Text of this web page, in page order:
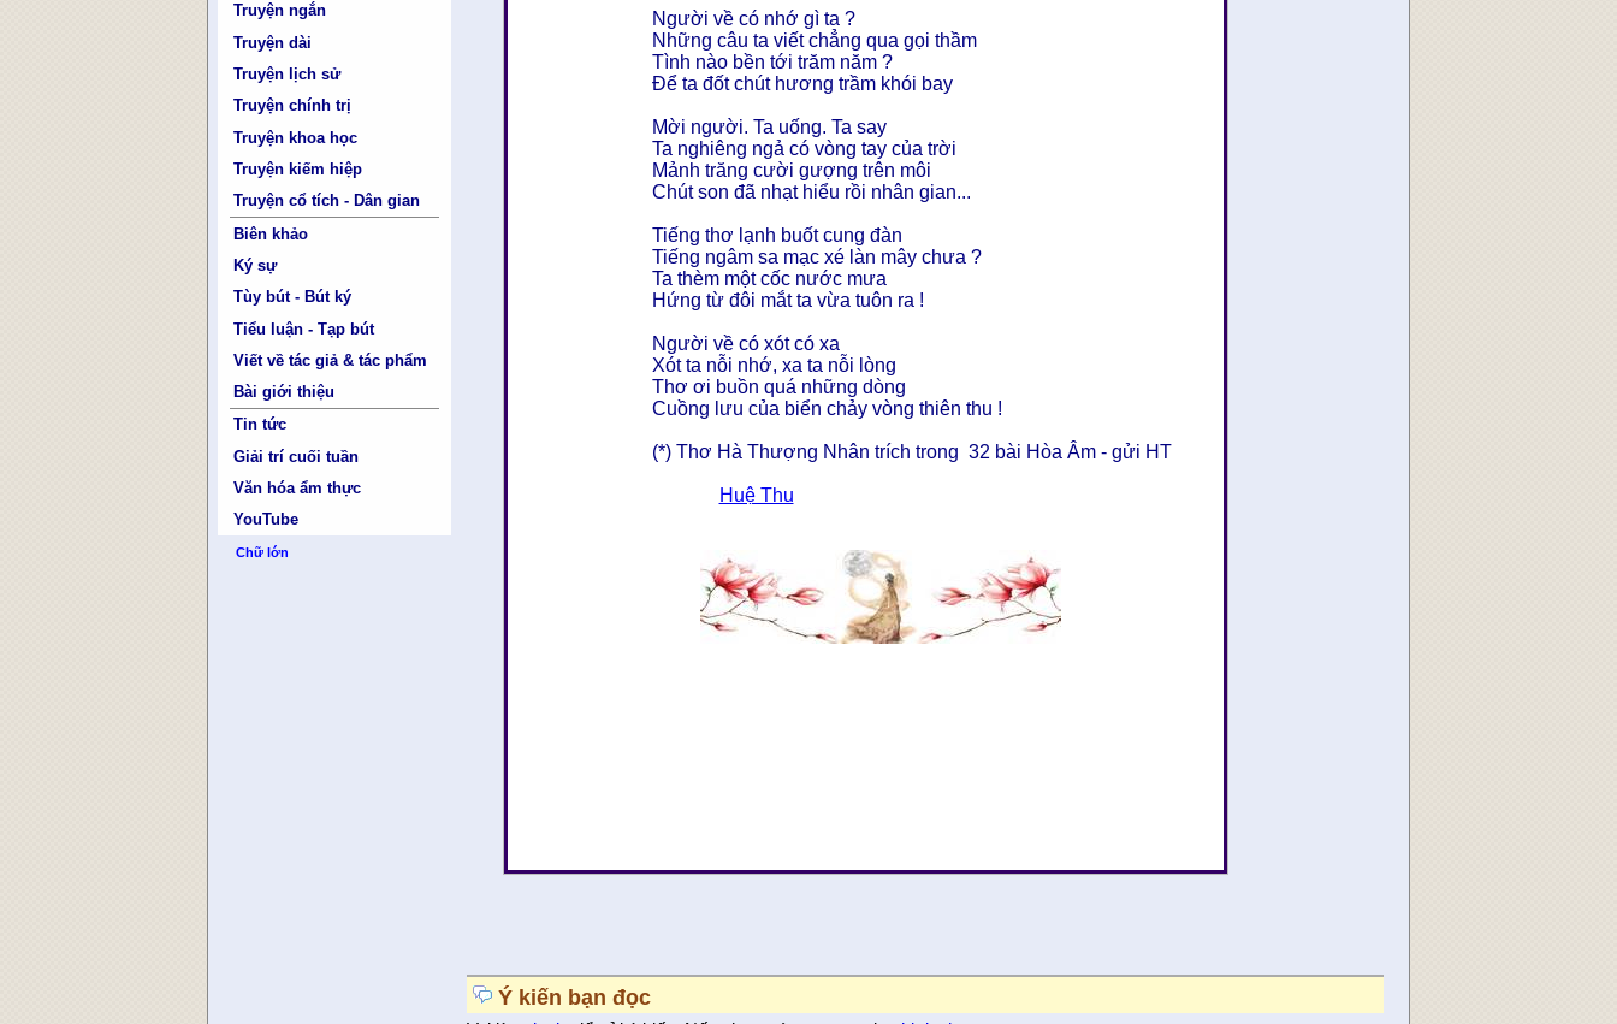
Truyện ngắn
Truyện dài
Truyện lịch sử
Truyện chính trị
Truyện khoa học
Truyện kiếm hiệp
Truyện cổ tích - Dân gian
Biên khảo
Ký sự
Tùy bút - Bút ký
Tiểu luận - Tạp bút
Viết về tác giả & tác phẩm
Bài giới thiệu
Tin tức
Giải trí cuối tuần
Văn hóa ẩm thực
YouTube
Chữ lớn
Người về có nhớ gì ta ?
Những câu ta viết chẳng qua gọi thầm
Tình nào bền tới trăm năm ?
Để ta đốt chút hương trầm khói bay
Mời người. Ta uống. Ta say
Ta nghiêng ngả có vòng tay của trời
Mảnh trăng cười gượng trên môi
Chút son đã nhạt hiểu rồi nhân gian...
Tiếng thơ lạnh buốt cung đàn
Tiếng ngâm sa mạc xé làn mây chưa ?
Ta thèm một cốc nước mưa
Hứng từ đôi mắt ta vừa tuôn ra !
Người về có xót có xa
Xót ta nỗi nhớ, xa ta nỗi lòng
Thơ ơi buồn quá những dòng
Cuồng lưu của biển chảy vòng thiên thu !
(*) Thơ Hà Thượng Nhân trích trong 32 bài Hòa Âm - gửi HT
Huệ Thu
Ý kiến bạn đọc